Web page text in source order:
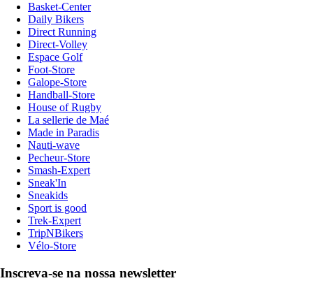
Basket-Center
Daily Bikers
Direct Running
Direct-Volley
Espace Golf
Foot-Store
Galope-Store
Handball-Store
House of Rugby
La sellerie de Maé
Made in Paradis
Nauti-wave
Pecheur-Store
Smash-Expert
Sneak'In
Sneakids
Sport is good
Trek-Expert
TripNBikers
Vélo-Store
Inscreva-se na nossa newsletter